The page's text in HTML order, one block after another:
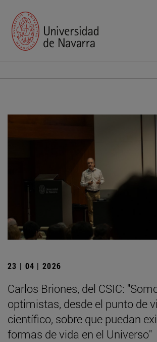
23 | 04 | 2026
Carlos Briones, del CSIC:
optimistas, desde el punto de
científico, sobre que puedan
formas de vida en el Universo"